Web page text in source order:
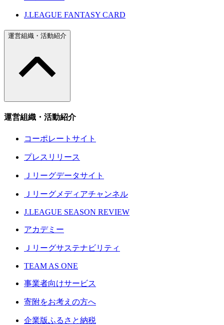
J.LEAGUE FANTASY CARD
運営組織・活動紹介
運営組織・活動紹介
コーポレートサイト
プレスリリース
Ｊリーグデータサイト
Ｊリーグメディアチャンネル
J.LEAGUE SEASON REVIEW
アカデミー
Ｊリーグサステナビリティ
TEAM AS ONE
事業者向けサービス
寄附をお考えの方へ
企業版ふるさと納税